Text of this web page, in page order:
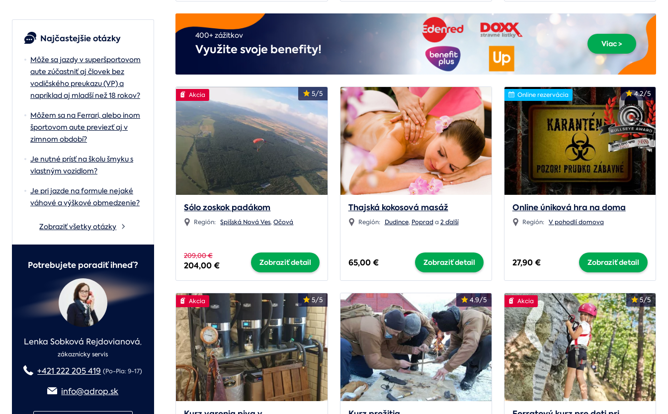
Najčastejšie otázky
Môže sa jazdy v superšportovom
aute zúčastniť aj človek bez
vodičského preukazu (VP) a
napríklad aj mladší než 18 rokov?
Môžem sa na Ferrari, alebo inom
športovom aute previezť aj v
zimnom období?
Je nutné prísť na školu šmyku s
vlastným vozidlom?
Je pri jazde na formule nejaké
váhové a výškové obmedzenie?
Zobraziť všetky otázky
Potrebujete poradiť ihneď?
Lenka Sobková Rejdovianová,
zákaznícky servis
+421 222 205 419 (Po-Pia: 9-17)
info@adrop.sk
400+ zážitkov
Využite svoje benefity! Viac >
5/5
Akcia
Sólo zoskok padákom
Región: Spišská Nová Ves,Očová
209,00 €
204,00 € Zobraziť detail
Thajská kokosová masáž
Región: Dudince, Poprada 2 ďalší
65,00 € Zobraziť detail
4.2/5
Online rezervácia
Online úniková hra na doma
Región: V pohodlí domova
27,90 € Zobraziť detail
5/5
Akcia 4.9/5 5/5
Akcia